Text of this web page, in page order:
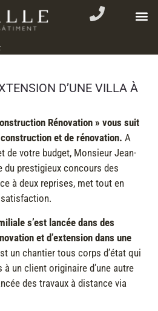
D’UNE VILLA À
Rénovation » vous suit
et de rénovation. A
de votre budget, Monsieur Jean-
du prestigieux concours des
à deux reprises, met tout en
s’est lancée dans des
et d’extension dans une
un chantier tous corps d’état qui
un client originaire d’une autre
des travaux à distance via